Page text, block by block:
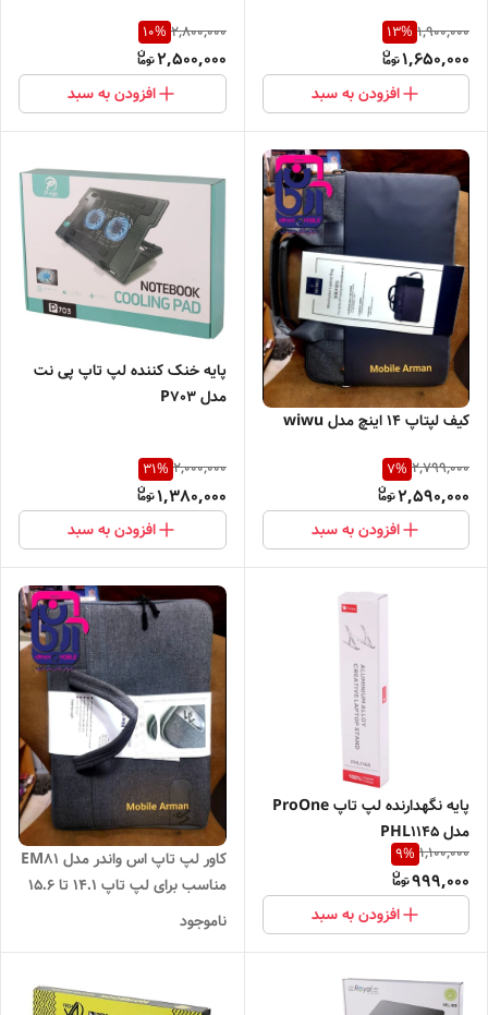
1,900,000
13%
1,650,000
افزودن به سبد
2,800,000
10%
2,500,000
افزودن به سبد
کیف لپتاپ 14 اینچ مدل wiwu
2,799,000
7%
2,590,000
افزودن به سبد
پایه خنک کننده لپ تاپ پی نت
مدل P703
2,000,000
31%
1,380,000
افزودن به سبد
پایه نگهدارنده لپ تاپ ProOne
مدل PHL1145
1,100,000
9%
999,000
افزودن به سبد
کاور لپ تاپ اس واندر مدل EM81
مناسب برای لپ تاپ 14.1 تا 15.6
اینچی
ناموجود